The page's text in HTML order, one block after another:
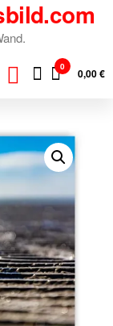
0 0,00 €